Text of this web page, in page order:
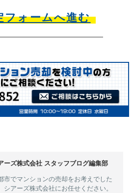
フォームへ進む
ーズ株式会社 スタッフブログ編集部
市でマンションの売却をお考えでした
シアーズ株式会社にお任せください。